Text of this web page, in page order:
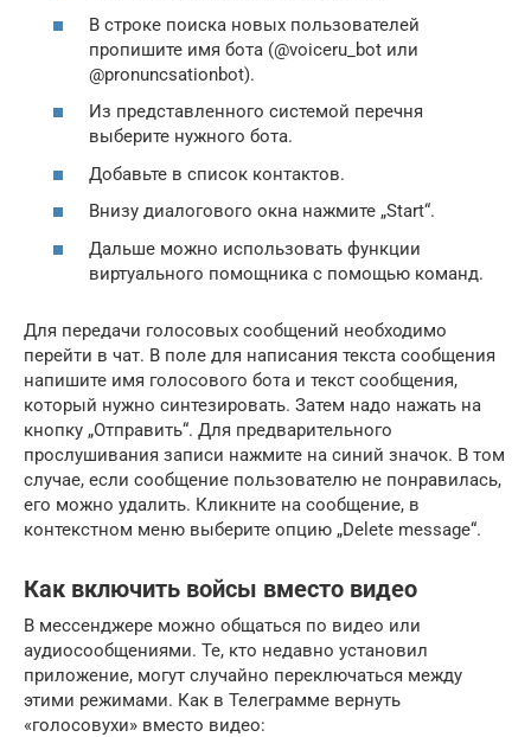
В строке поиска новых пользователей
пропишите имя бота (@voiceru_bot или
@pronuncsationbot).
Из представленного системой перечня
выберите нужного бота.
Добавьте в список контактов.
Внизу диалогового окна нажмите „Start“.
Дальше можно использовать функции
виртуального помощника с помощью команд.
Для передачи голосовых сообщений необходимо
перейти в чат. В поле для написания текста сообщения
напишите имя голосового бота и текст сообщения,
который нужно синтезировать. Затем надо нажать на
кнопку „Отправить“. Для предварительного
прослушивания записи нажмите на синий значок. В том
случае, если сообщение пользователю не понравилась,
его можно удалить. Кликните на сообщение, в
контекстном меню выберите опцию „Delete message“.
Как включить войсы вместо видео
В мессенджере можно общаться по видео или
аудиосообщениями. Те, кто недавно установил
приложение, могут случайно переключаться между
этими режимами. Как в Телеграмме вернуть
«голосовухи» вместо видео: